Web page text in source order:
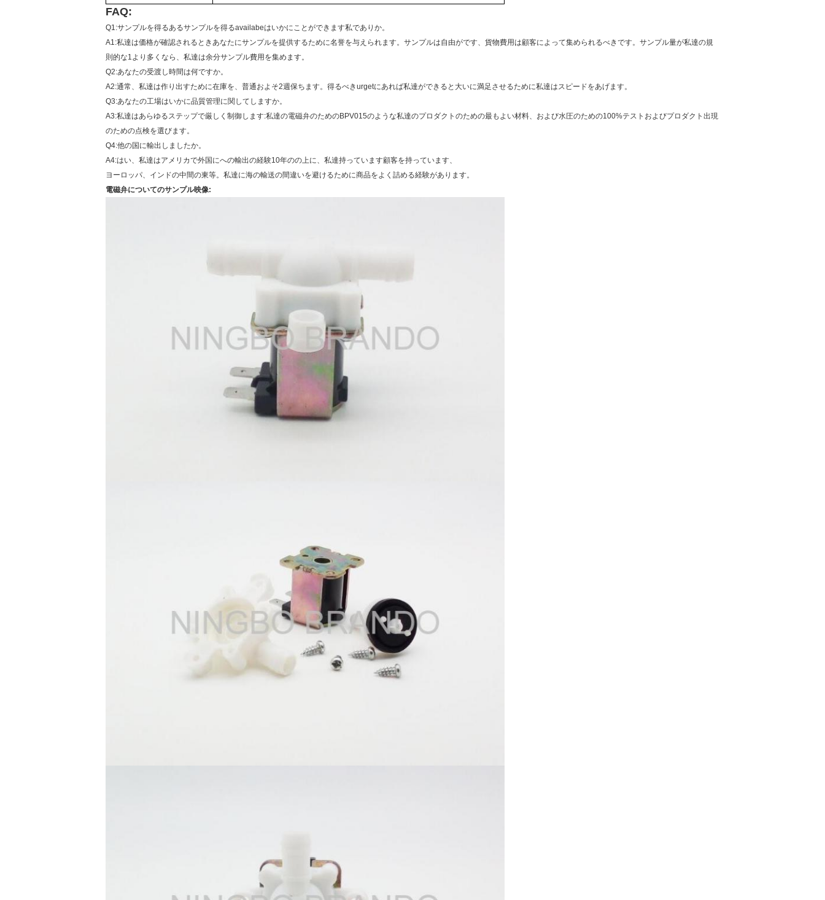
FAQ:
Q1:サンプルを得るあるサンプルを得るavailabeはいかにことができます私でありか。
A1:私達は価格が確認されるときあなたにサンプルを提供するために名誉を与えられます。サンプルは自由がです、貨物費用は顧客によって集められるべきです。サンプル量が私達の規
則的な1より多くなら、私達は余分サンプル費用を集めます。
Q2:あなたの受渡し時間は何ですか。
A2:通常、私達は作り出すために在庫を、普通およそ2週保ちます。得るべきurgetにあれば私達ができると大いに満足させるために私達はスピードをあげます。
Q3:あなたの工場はいかに品質管理に関してしますか。
A3:私達はあらゆるステップで厳しく制御します:私達の電磁弁のためのBPV015のような私達のプロダクトのための最もよい材料、および水圧のための100%テストおよびプロダクト出現
のための点検を選びます。
Q4:他の国に輸出しましたか。
A4:はい、私達はアメリカで外国にへの輸出の経験10年のの上に、私達持っています顧客を持っています、
ヨーロッパ、インドの中間の東等。私達に海の輸送の間違いを避けるために商品をよく詰める経験があります。
電磁弁についてのサンプル映像: